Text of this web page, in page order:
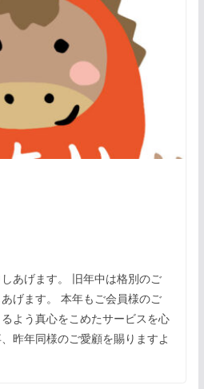
あげます。 旧年中は格別のご
げます。 本年もご会員様のご
よう真心をこめたサービスを心
昨年同様のご愛顧を賜りますよ